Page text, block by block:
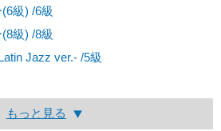
級) /6級
級) /8級
Jazz ver.- /5級
もっと見る